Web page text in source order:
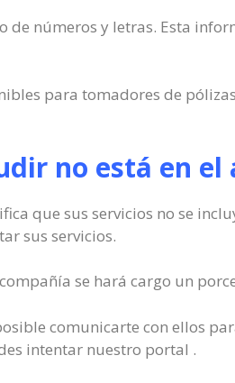
números y letras. Esta
para tomadores de
no está en el
que sus servicios no se
sus servicios.
se hará cargo un
comunicarte con ellos
intentar nuestro portal .